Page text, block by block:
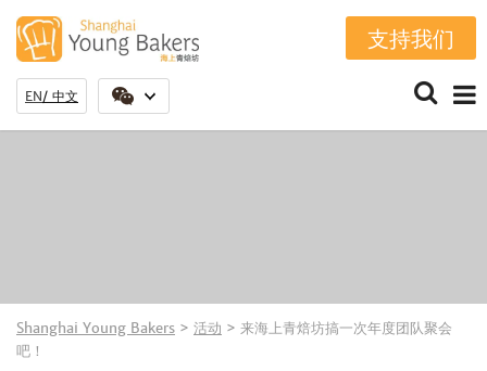
支持我们
EN 中文
Shanghai Young Bakers > 活动 > 来海上青焙坊搞一次年度团队聚会
吧！